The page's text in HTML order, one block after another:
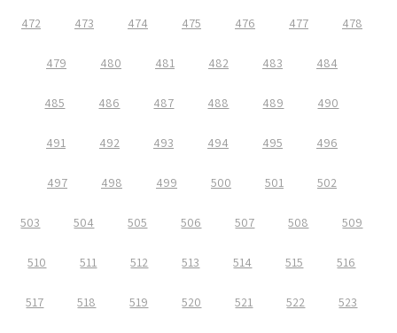
472 473 474 475 476 477 478
479 480 481 482 483 484
485 486 487 488 489 490
491 492 493 494 495 496
497 498 499 500 501 502
503 504 505 506 507 508 509
510 511 512 513 514 515 516
517 518 519 520 521 522 523